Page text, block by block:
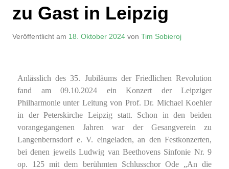
zu Gast in Leipzig
Veröffentlicht am 18. Oktober 2024 von Tim Sobieroj
Anlässlich des 35. Jubiläums der Friedlichen Revolution
fand am 09.10.2024 ein Konzert der Leipziger
Philharmonie unter Leitung von Prof. Dr. Michael Koehler
in der Peterskirche Leipzig statt. Schon in den beiden
vorangegangenen Jahren war der Gesangverein zu
Langenbernsdorf e. V. eingeladen, an den Festkonzerten,
bei denen jeweils Ludwig van Beethovens Sinfonie Nr. 9
op. 125 mit dem berühmten Schlusschor Ode „An die